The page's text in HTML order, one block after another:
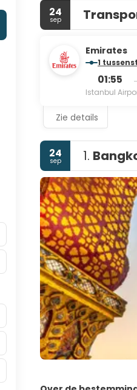
24
sep
Emirates
1
01:55
Istanbul
Zie details
24
sep 1.